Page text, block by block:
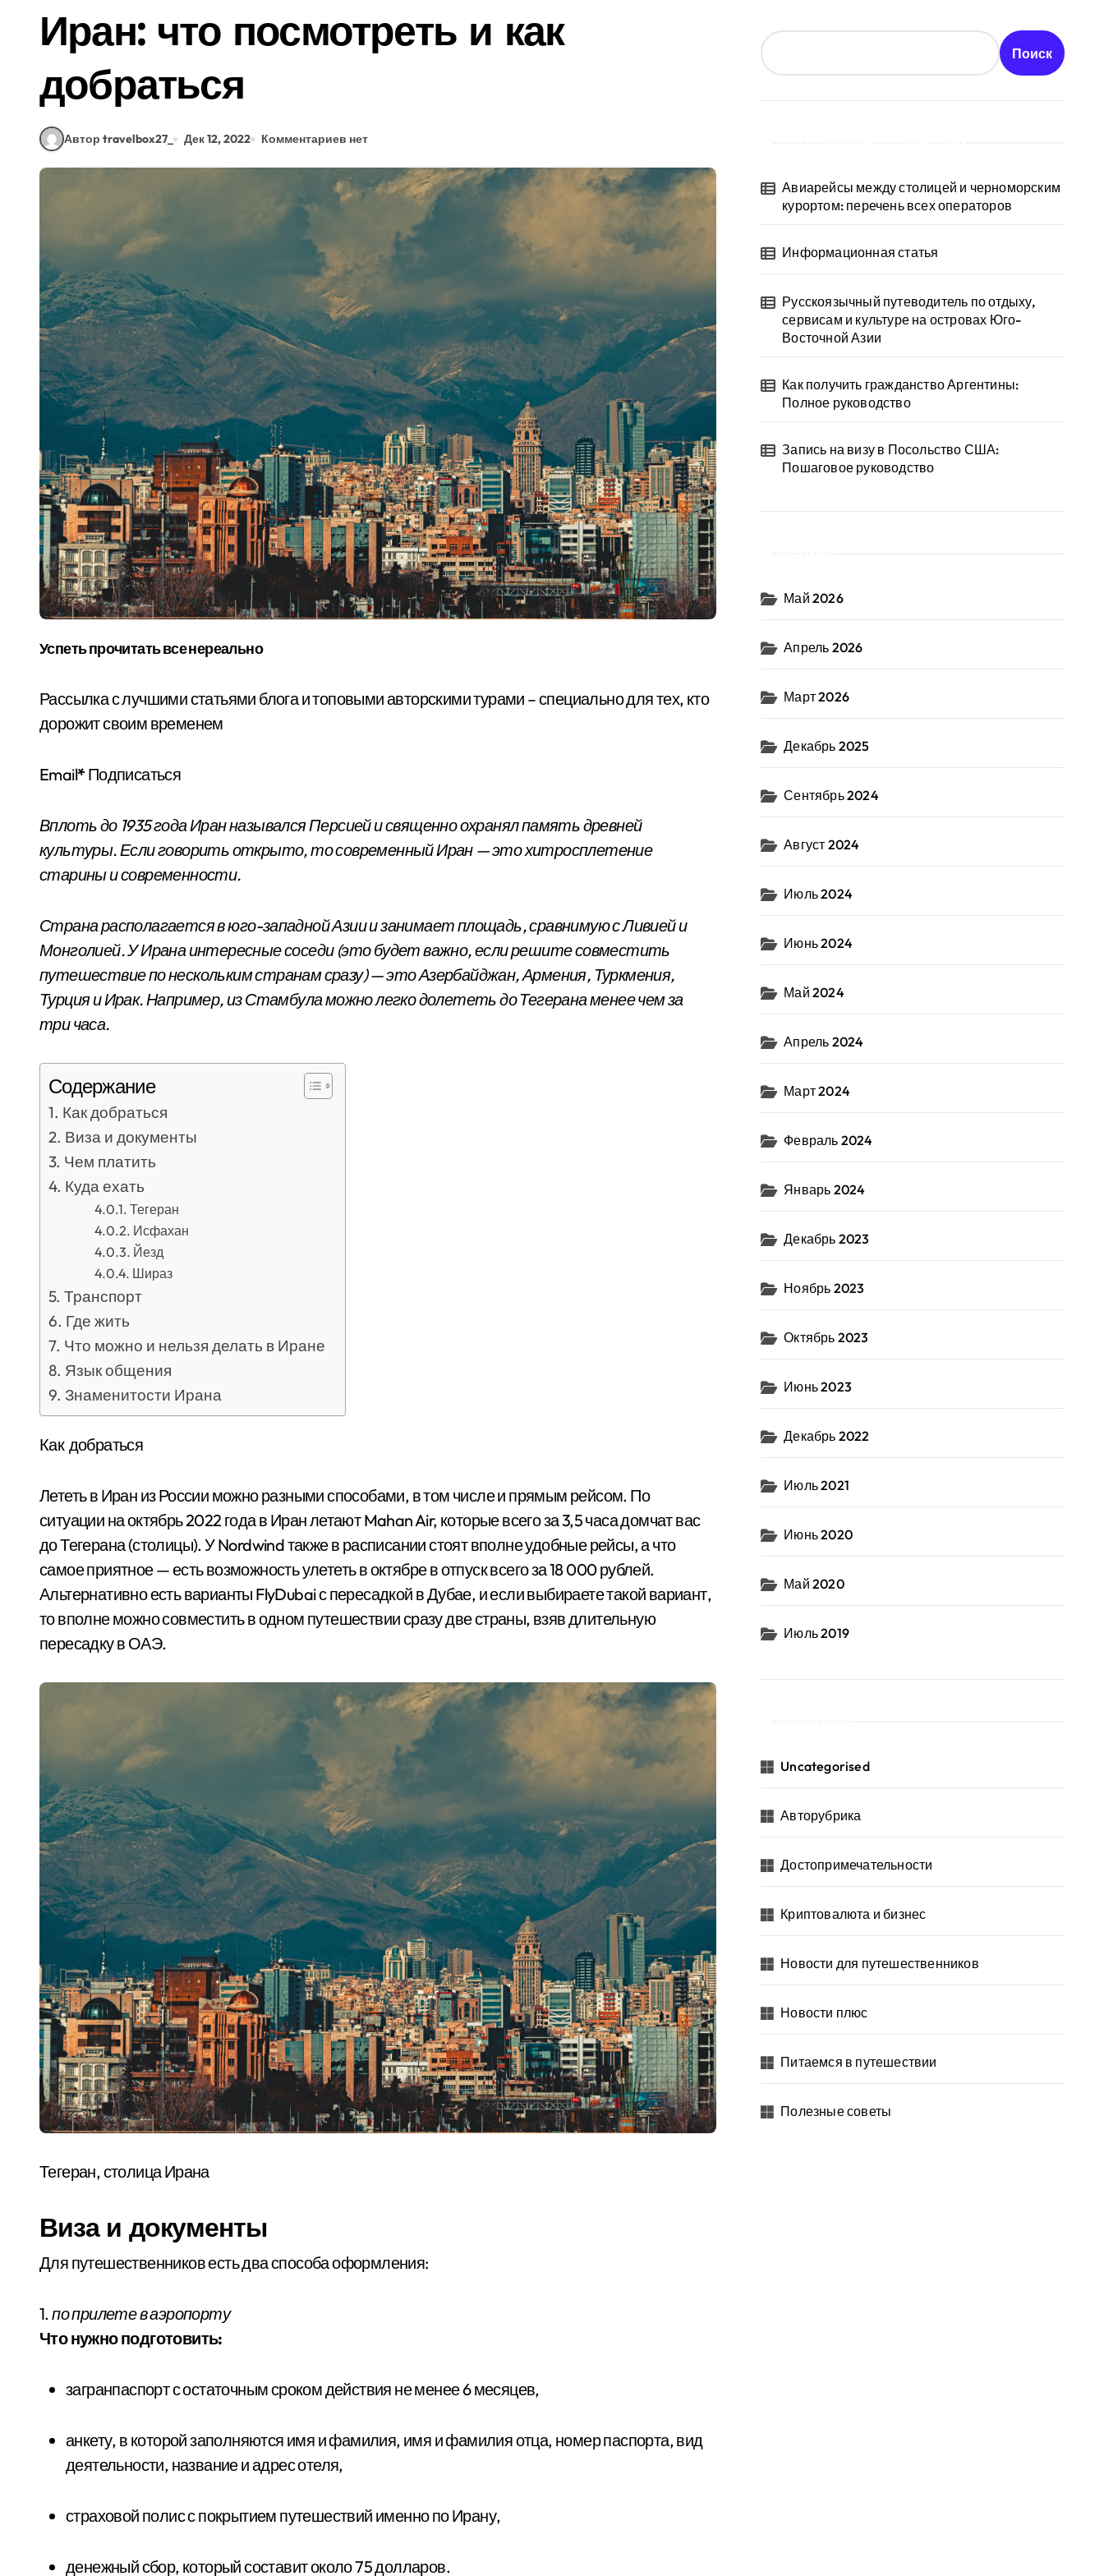
Иран: что посмотреть и как
добраться
Автор travelbox27_ Дек 12, 2022 Комментариев нет
Успеть прочитать все нереально
Рассылка с лучшими статьями блога и топовыми авторскими турами – специально для тех, кто
дорожит своим временем
Email* Подписаться
Вплоть до 1935 года Иран назывался Персией и священно охранял память древней
культуры. Если говорить открыто, то современный Иран — это хитросплетение
старины и современности.
Страна располагается в юго-западной Азии и занимает площадь, сравнимую с Ливией и
Монголией. У Ирана интересные соседи (это будет важно, если решите совместить
путешествие по нескольким странам сразу) — это Азербайджан, Армения, Туркмения,
Турция и Ирак. Например, из Стамбула можно легко долететь до Тегерана менее чем за
три часа.
Содержание
Как добраться
Виза и документы
Чем платить
Куда ехать
Тегеран
Исфахан
Йезд
Шираз
Транспорт
Где жить
Что можно и нельзя делать в Иране
Язык общения
Знаменитости Ирана
Как добраться
Лететь в Иран из России можно разными способами, в том числе и прямым рейсом. По
ситуации на октябрь 2022 года в Иран летают Mahan Air, которые всего за 3,5 часа домчат вас
до Тегерана (столицы). У Nordwind также в расписании стоят вполне удобные рейсы, а что
самое приятное — есть возможность улететь в октябре в отпуск всего за 18 000 рублей.
Альтернативно есть варианты FlyDubai с пересадкой в Дубае, и если выбираете такой вариант,
то вполне можно совместить в одном путешествии сразу две страны, взяв длительную
пересадку в ОАЭ.
Тегеран, столица Ирана
Виза и документы
Для путешественников есть два способа оформления:
1.по прилете в аэропорту
Что нужно подготовить:
загранпаспорт с остаточным сроком действия не менее 6 месяцев,
анкету, в которой заполняются имя и фамилия, имя и фамилия отца, номер паспорта, вид
деятельности, название и адрес отеля,
страховой полис с покрытием путешествий именно по Ирану,
денежный сбор, который составит около 75 долларов.
Поиск
Авиарейсы между столицей и черноморским
курортом: перечень всех операторов
Информационная статья
Русскоязычный путеводитель по отдыху,
сервисам и культуре на островах Юго-
Восточной Азии
Как получить гражданство Аргентины:
Полное руководство
Запись на визу в Посольство США:
Пошаговое руководство
Май 2026
Апрель 2026
Март 2026
Декабрь 2025
Сентябрь 2024
Август 2024
Июль 2024
Июнь 2024
Май 2024
Апрель 2024
Март 2024
Февраль 2024
Январь 2024
Декабрь 2023
Ноябрь 2023
Октябрь 2023
Июнь 2023
Декабрь 2022
Июль 2021
Июнь 2020
Май 2020
Июль 2019
Uncategorised
Авторубрика
Достопримечательности
Криптовалюта и бизнес
Новости для путешественников
Новости плюс
Питаемся в путешествии
Полезные советы